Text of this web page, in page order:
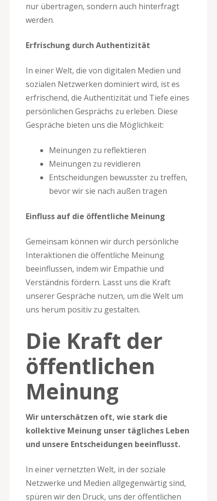
nur übertragen, sondern auch hinterfragt
werden.
Erfrischung durch Authentizität
In einer Welt, die von digitalen Medien und
sozialen Netzwerken dominiert wird, ist es
erfrischend, die Authentizität und Tiefe eines
persönlichen Gesprächs zu erleben. Diese
Gespräche bieten uns die Möglichkeit:
Meinungen zu reflektieren
Meinungen zu revidieren
Entscheidungen bewusster zu treffen,
bevor wir sie nach außen tragen
Einfluss auf die öffentliche Meinung
Gemeinsam können wir durch persönliche
Interaktionen die öffentliche Meinung
beeinflussen, indem wir Empathie und
Verständnis fördern. Lasst uns die Kraft
unserer Gespräche nutzen, um die Welt um
uns herum positiv zu gestalten.
Die Kraft der
öffentlichen
Meinung
Wir unterschätzen oft, wie stark die
kollektive Meinung unser tägliches Leben
und unsere Entscheidungen beeinflusst.
In einer vernetzten Welt, in der soziale
Netzwerke und Medien allgegenwärtig sind,
spüren wir den Druck, uns der öffentlichen